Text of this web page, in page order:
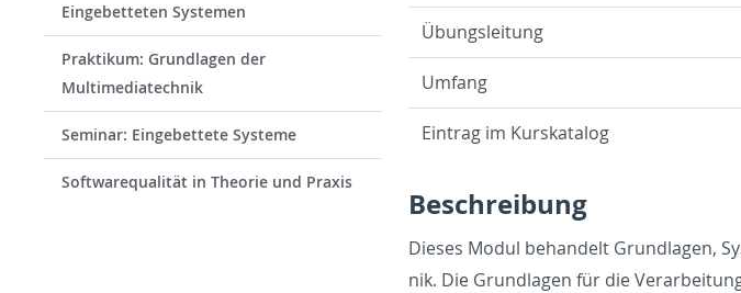
Eingebetteten Systemen
Praktikum: Grundlagen der
Multimediatechnik
Seminar: Eingebettete Systeme
Softwarequalität in Theorie und Praxis
Übungsleitung
Um­fang
Ein­trag im Kurskat­a­log
Beschrei­bung
Dieses Modul be­han­delt Grund­la­gen,
nik. Die Grund­la­gen für die